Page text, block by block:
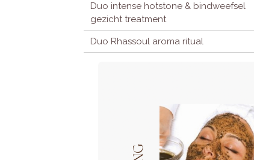
Duo intense hotstone & bindweefsel
gezicht treatment
Duo Rhassoul aroma ritual